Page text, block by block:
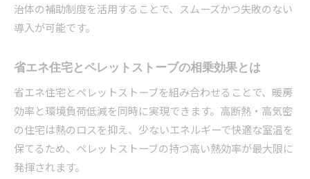
治体の補助制度を活用することで、スムーズかつ失敗のない
導入が可能です。
省エネ住宅とペレットストーブの相乗効果とは
省エネ住宅とペレットストーブを組み合わせることで、暖房
効率と環境負荷低減を同時に実現できます。高断熱・高気密
の住宅は熱のロスを抑え、少ないエネルギーで快適な室温を
保てるため、ペレットストーブの持つ高い熱効率が最大限に
発揮されます。